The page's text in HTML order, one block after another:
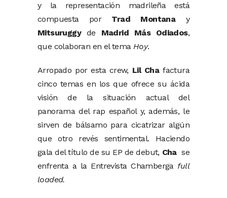
y la representación madrileña está
compuesta por Trad Montanay
Mitsuruggyde Madrid Más Odiados,
que colaboran en el tema Hoy.
Arropado por esta crew, Lil Chafactura
cinco temas en los que ofrece su ácida
visión de la situación actual del
panorama del rap español y, además, le
sirven de bálsamo para cicatrizar algún
que otro revés sentimental. Haciendo
gala del título de su EP de debut, Chase
enfrenta a la Entrevista Chamberga full
loaded.